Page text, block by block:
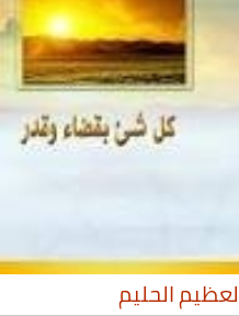
الحليم